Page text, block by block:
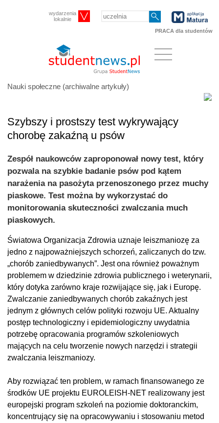
wydarzenia
lokalnie
PRACA dla studentów
Nauki społeczne (archiwalne artykuły)
Szybszy i prostszy test wykrywający
chorobę zakaźną u psów
Zespół naukowców zaproponował nowy test, który
pozwala na szybkie badanie psów pod kątem
narażenia na pasożyta przenoszonego przez muchy
piaskowe. Test można by wykorzystać do
monitorowania skuteczności zwalczania much
piaskowych.
Światowa Organizacja Zdrowia uznaje leiszmaniozę za
jedno z najpoważniejszych schorzeń, zaliczanych do tzw.
„chorób zaniedbywanych”. Jest ona również poważnym
problemem w dziedzinie zdrowia publicznego i weterynarii,
który dotyka zarówno kraje rozwijające się, jak i Europę.
Zwalczanie zaniedbywanych chorób zakaźnych jest
jednym z głównych celów polityki rozwoju UE. Aktualny
postęp technologiczny i epidemiologiczny uwydatnia
potrzebę opracowania programów szkoleniowych
mających na celu tworzenie nowych narzędzi i strategii
zwalczania leiszmaniozy.
Aby rozwiązać ten problem, w ramach finansowanego ze
środków UE projektu EUROLEISH-NET realizowany jest
europejski program szkoleń na poziomie doktoranckim,
koncentrujący się na opracowywaniu i stosowaniu metod